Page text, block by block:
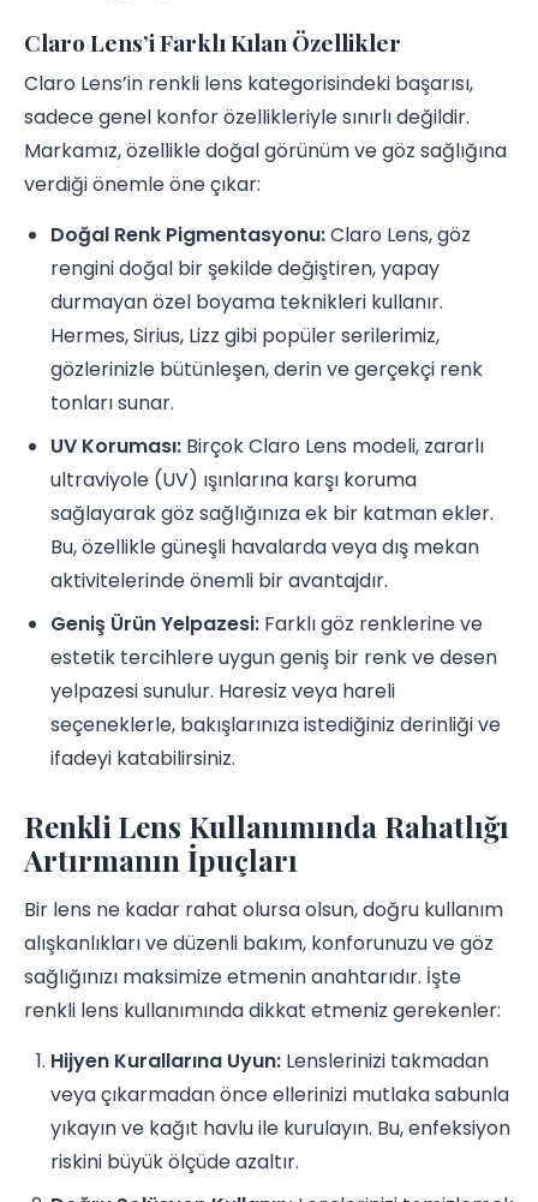
Claro Lens’i Farklı Kılan Özellikler
Claro Lens’in renkli lens kategorisindeki başarısı,
sadece genel konfor özellikleriyle sınırlı değildir.
Markamız, özellikle doğal görünüm ve göz sağlığına
verdiği önemle öne çıkar:
Doğal Renk Pigmentasyonu:Claro Lens, göz
rengini doğal bir şekilde değiştiren, yapay
durmayan özel boyama teknikleri kullanır.
Hermes, Sirius, Lizz gibi popüler serilerimiz,
gözlerinizle bütünleşen, derin ve gerçekçi renk
tonları sunar.
UV Koruması: Birçok Claro Lens modeli, zararlı
ultraviyole (UV) ışınlarına karşı koruma
sağlayarak göz sağlığınıza ek bir katman ekler.
Bu, özellikle güneşli havalarda veya dış mekan
aktivitelerinde önemli bir avantajdır.
Geniş Ürün Yelpazesi: Farklı göz renklerine ve
estetik tercihlere uygun geniş bir renk ve desen
yelpazesi sunulur. Haresiz veya hareli
seçeneklerle, bakışlarınıza istediğiniz derinliği ve
ifadeyi katabilirsiniz.
Renkli Lens Kullanımında Rahatlığı
Artırmanın İpuçları
Bir lens ne kadar rahat olursa olsun, doğru kullanım
alışkanlıkları ve düzenli bakım, konforunuzu ve göz
sağlığınızı maksimize etmenin anahtarıdır. İşte
renkli lens kullanımında dikkat etmeniz gerekenler:
Hijyen Kurallarına Uyun: Lenslerinizi takmadan
veya çıkarmadan önce ellerinizi mutlaka sabunla
yıkayın ve kağıt havlu ile kurulayın. Bu, enfeksiyon
riskini büyük ölçüde azaltır.